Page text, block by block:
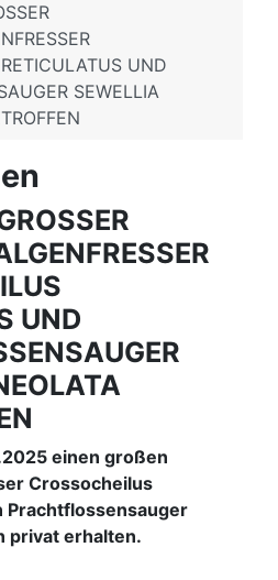
UND
SEWELLIA
UND
einen großen
Crossocheilus
Prachtflossensauger
privat erhalten.